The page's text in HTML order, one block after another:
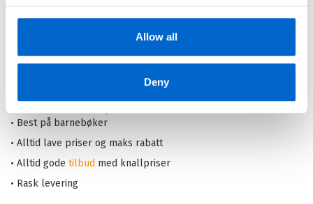
Allow all
Deny
Barnas Egen Bokverden – 100% leselyst!
• Best på barnebøker
• Alltid lave priser og maks rabatt
• Alltid gode tilbud med knallpriser
• Rask levering